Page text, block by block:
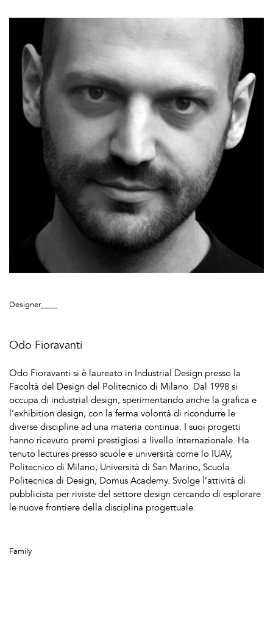
Designer____
Odo Fioravanti
Odo Fioravanti si è laureato in Industrial Design presso la
Facoltà del Design del Politecnico di Milano. Dal 1998 si
occupa di industrial design, sperimentando anche la grafica e
l’exhibition design, con la ferma volontà di ricondurre le
diverse discipline ad una materia continua. I suoi progetti
hanno ricevuto premi prestigiosi a livello internazionale. Ha
tenuto lectures presso scuole e università come lo IUAV,
Politecnico di Milano, Università di San Marino, Scuola
Politecnica di Design, Domus Academy. Svolge l’attività di
pubblicista per riviste del settore design cercando di esplorare
le nuove frontiere della disciplina progettuale.
Family